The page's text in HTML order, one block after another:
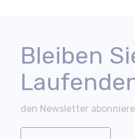
Bleiben
den Newsletter